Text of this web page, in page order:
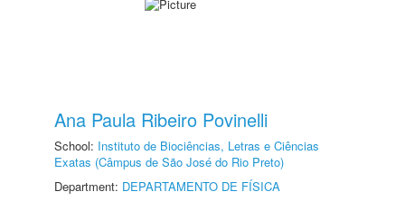
Ana Paula Ribeiro Povinelli
School: Instituto de Biociências, Letras e Ciências
Exatas (Câmpus de São José do Rio Preto)
Department: DEPARTAMENTO DE FÍSICA